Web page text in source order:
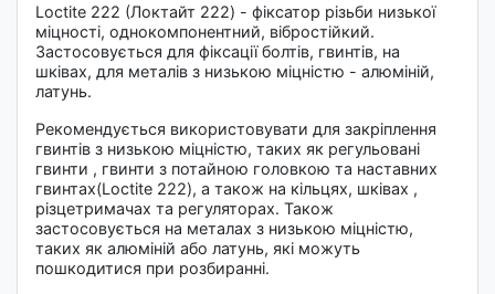
Loctite 222 (Локтайт 222) - фіксатор різьби низької
міцності, однокомпонентний, вібростійкий.
Застосовується для фіксації болтів, гвинтів, на
шківах, для металів з низькою міцністю - алюміній,
латунь.
Рекомендується використовувати для закріплення
гвинтів з низькою міцністю, таких як регульовані
гвинти , гвинти з потайною головкою та наставних
гвинтах(Loctite 222), а також на кільцях, шківах ,
різцетримачах та регуляторах. Також
застосовується на металах з низькою міцністю,
таких як алюміній або латунь, які можуть
пошкодитися при розбиранні.